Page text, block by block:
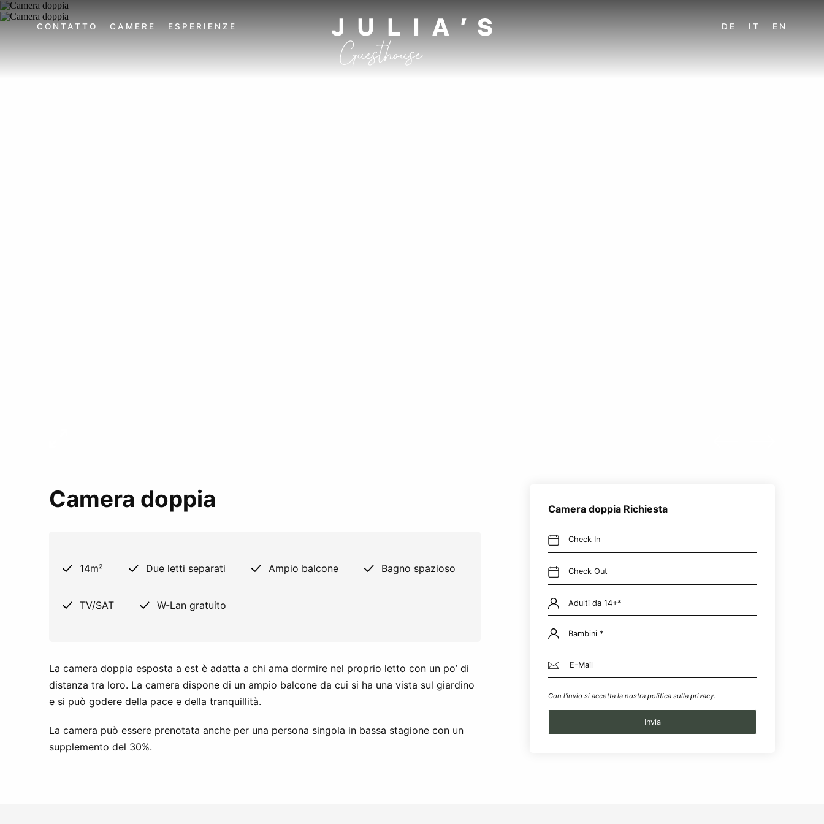
CONTATTO CAMERE ESPERIENZE DE IT EN
Camera doppia
14m² Due letti separati Ampio balcone Bagno spazioso
TV/SAT W-Lan gratuito
La camera doppia esposta a est è adatta a chi ama dormire nel proprio letto con un po’ di
distanza tra loro. La camera dispone di un ampio balcone da cui si ha una vista sul giardino
e si può godere della pace e della tranquillità.
La camera può essere prenotata anche per una persona singola in bassa stagione con un
supplemento del 30%.
Camera doppia Richiesta
Check In
Check Out
Con l'invio si accetta la nostra politica sulla privacy.
Invia